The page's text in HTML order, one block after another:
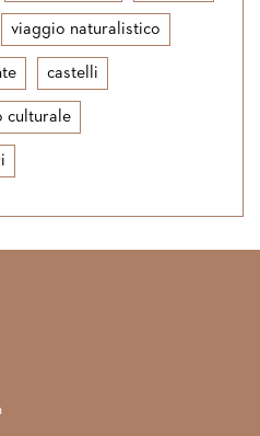
viaggio naturalistico
castelli
culturale